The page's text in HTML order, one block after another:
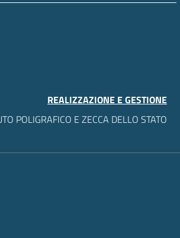
REALIZZAZIONE E GESTIONE
POLIGRAFICO E ZECCA DELLO STATO
Utili